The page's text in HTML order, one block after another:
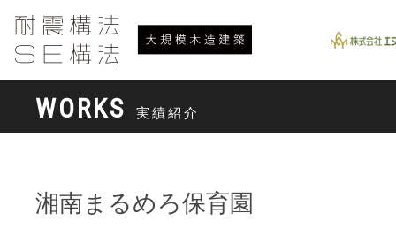
WORKS 実績紹介
湘南まるめろ保育園